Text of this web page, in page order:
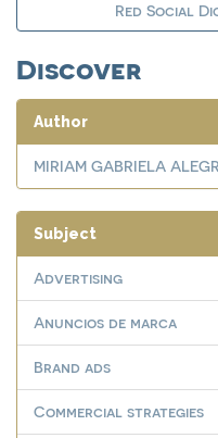
Red Social
Discover
Author
MIRIAM GABRIELA
Subject
Advertising
Anuncios de marca
Brand ads
Commercial strategies